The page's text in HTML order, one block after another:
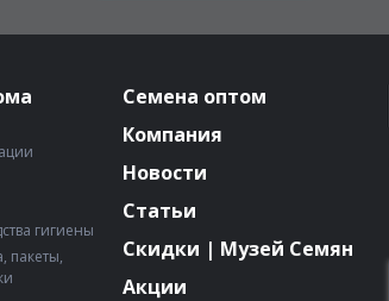
гигиены
пакеты,
Семена оптом
Компания
Новости
Статьи
Скидки | Музей Семян
Акции